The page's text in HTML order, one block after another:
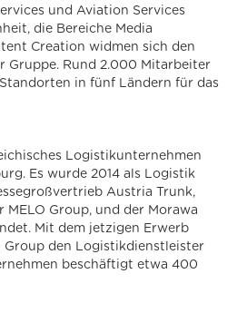
und Aviation Services
die Bereiche Media
Creation widmen sich den
Gruppe. Rund 2.000 Mitarbeiter
in fünf Ländern für das
Logistikunternehmen
Es wurde 2014 als Logistik
Austria Trunk,
MELO Group, und der Morawa
Mit dem jetzigen Erwerb
Group den Logistikdienstleister
beschäftigt etwa 400